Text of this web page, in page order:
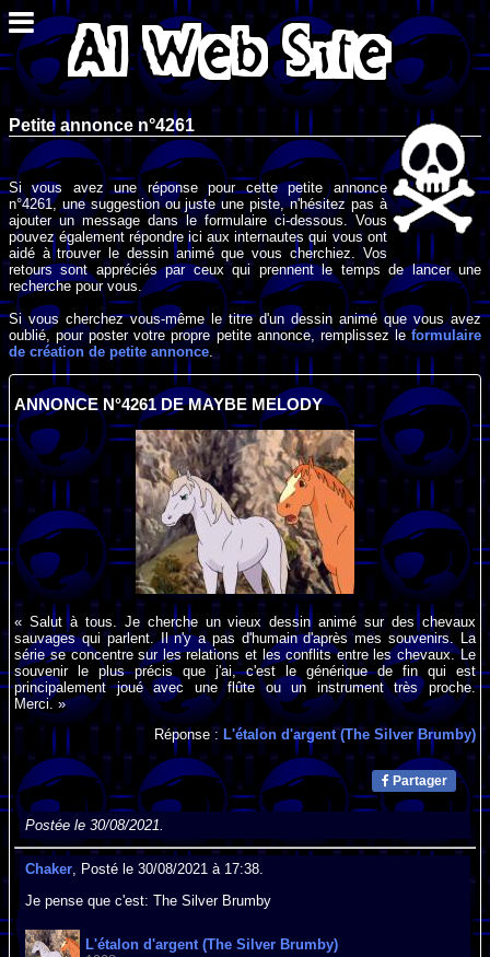
Petite annonce n°4261
Si vous avez une réponse pour cette petite annonce
n°4261, une suggestion ou juste une piste, n'hésitez pas à
ajouter un message dans le formulaire ci-dessous. Vous
pouvez également répondre ici aux internautes qui vous ont
aidé à trouver le dessin animé que vous cherchiez. Vos
retours sont appréciés par ceux qui prennent le temps de lancer une
recherche pour vous.
Si vous cherchez vous-même le titre d'un dessin animé que vous avez
oublié, pour poster votre propre petite annonce, remplissez leformulaire
de création de petite annonce .
ANNONCE N°4261 DE MAYBE MELODY
« Salut à tous. Je cherche un vieux dessin animé sur des chevaux
sauvages qui parlent. Il n'y a pas d'humain d'après mes souvenirs. La
série se concentre sur les relations et les conflits entre les chevaux. Le
souvenir le plus précis que j'ai, c'est le générique de fin qui est
principalement joué avec une flûte ou un instrument très proche.
Merci. »
Réponse : L'étalon d'argent (The Silver Brumby)
Partager
Postée le 30/08/2021.
Chaker, Posté le 30/08/2021 à 17:38.
Je pense que c'est: The Silver Brumby
L'étalon d'argent (The Silver Brumby)